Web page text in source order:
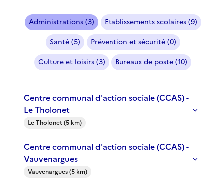
Administrations (3)
Etablissements scolaires (9)
Santé (5)
Prévention et sécurité (0)
Culture et loisirs (3)
Bureaux de poste (10)
Centre communal d'action sociale (CCAS) -
Le Tholonet
Le Tholonet (5 km)
Centre communal d'action sociale (CCAS) -
Vauvenargues
Vauvenargues (5 km)